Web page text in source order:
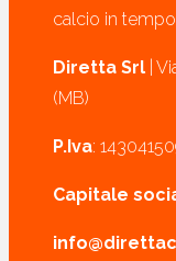
calcio in
Diretta Srl |
(MB)
P.Iva:
Capitale